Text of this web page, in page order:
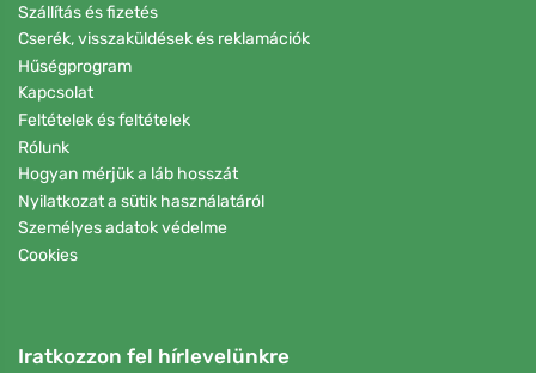
Szállítás és fizetés
Cserék, visszaküldések és reklamációk
Hűségprogram
Kapcsolat
Feltételek és feltételek
Rólunk
Hogyan mérjük a láb hosszát
Nyilatkozat a sütik használatáról
Személyes adatok védelme
Cookies
Iratkozzon fel hírlevelünkre